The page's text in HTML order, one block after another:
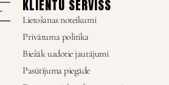
KLIENTU SERVISS
Lietošanas noteikumi
Privātuma politika
Biežāk uzdotie jautājumi
Pasūtījuma piegāde